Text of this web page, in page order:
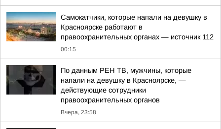
Самокатчики, которые напали на девушку в
Красноярске работают в
правоохранительных органах — источник 112
00:15
По данным РЕН ТВ, мужчины, которые
напали на девушку в Красноярске, —
действующие сотрудники
правоохранительных органов
Вчера, 23:58